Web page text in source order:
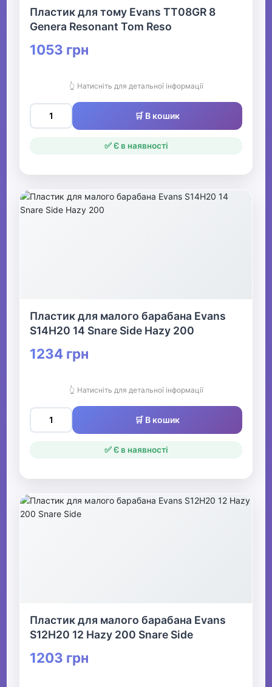
Пластик для тому Evans TT08GR 8
Genera Resonant Tom Reso
1053 грн
👆 Натисніть для детальної інформації
🛒 В кошик
✅ Є в наявності
Пластик для малого барабана Evans
S14H20 14 Snare Side Hazy 200
1234 грн
👆 Натисніть для детальної інформації
🛒 В кошик
✅ Є в наявності
Пластик для малого барабана Evans
S12H20 12 Hazy 200 Snare Side
1203 грн